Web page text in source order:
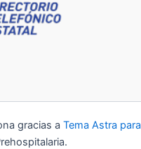
gracias a Tema Astra para